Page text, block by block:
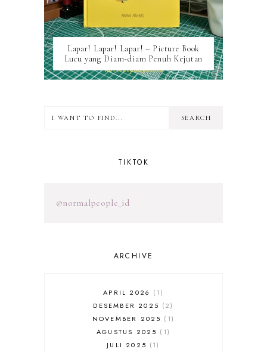
Lapar! Lapar! Lapar! – Picture Book
Lucu yang Diam-diam Penuh Kejutan
TIKTOK
@normalpeople_id
ARCHIVE
APRIL 2026
1
DESEMBER 2025
2
NOVEMBER 2025
1
AGUSTUS 2025
1
JULI 2025
1